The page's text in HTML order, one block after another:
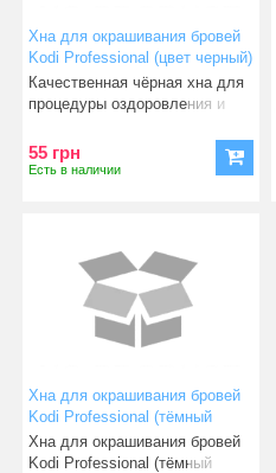
Хна для окрашивания бровей
Kodi Professional (цвет черный)
5 г
Качественная чёрная хна для
процедуры оздоровления и
55 грн
Есть в наличии
Хна для окрашивания бровей
Kodi Professional (тёмный
шоколад) 5 гр
Хна для окрашивания бровей
Kodi Professional (тёмный